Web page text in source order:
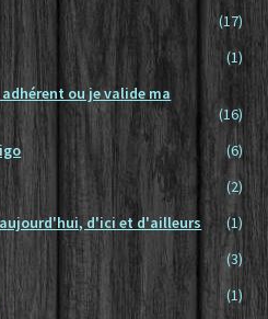
(17)
(1)
ou je valide ma
(16)
(6)
(2)
d'ici et d'ailleurs
(1)
(3)
(1)